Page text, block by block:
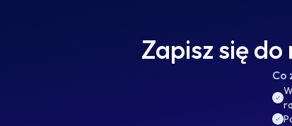
Zapisz się do
Co